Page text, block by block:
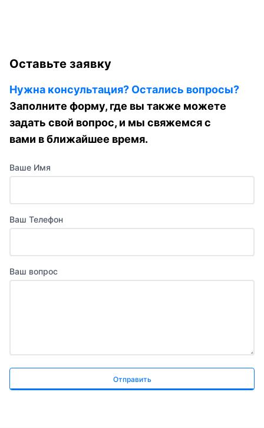
Оставьте заявку
Нужна консультация? Остались вопросы?
Заполните форму, где вы также можете
задать свой вопрос, и мы свяжемся с
вами в ближайшее время.
Ваше Имя
Ваш Телефон
Ваш вопрос
Отправить